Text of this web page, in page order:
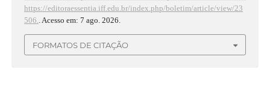
https://editoraessentia.iff.edu.br/index.php/boletim/article/view/23
506.. Acesso em: 7 ago. 2026.
FORMATOS DE CITAÇÃO